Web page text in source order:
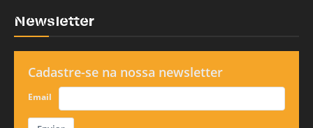
Newsletter
Cadastre-se na nossa newsletter
Email